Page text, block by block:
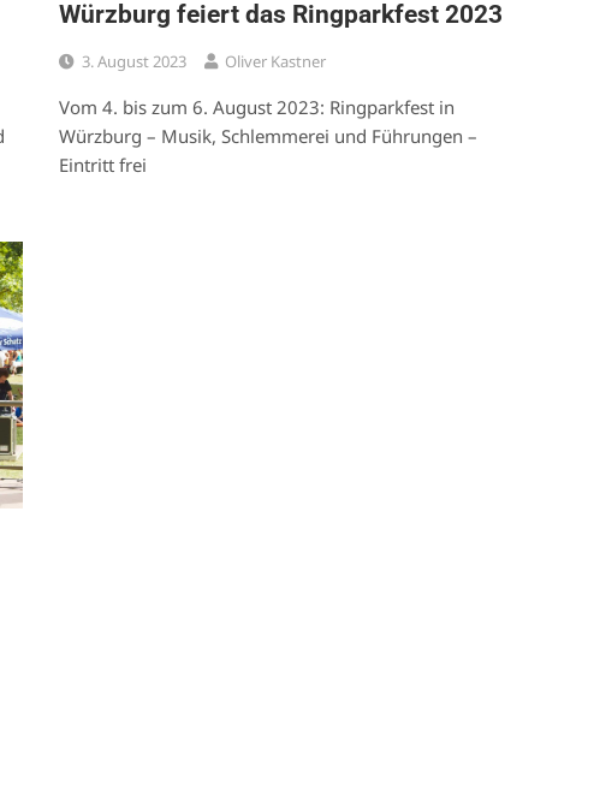
Würzburg feiert das Ringparkfest 2023
3. August 2023 Oliver Kastner
Vom 4. bis zum 6. August 2023: Ringparkfest in
Würzburg – Musik, Schlemmerei und Führungen –
Eintritt frei